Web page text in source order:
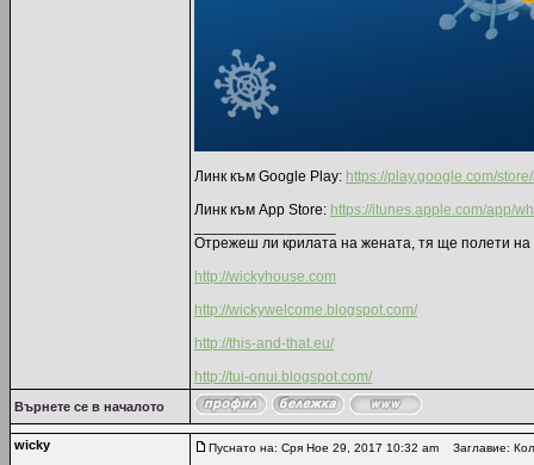
Линк към Google Play: https://play.google.com/
Линк към App Store: https://itunes.apple.com/app/
Отрежеш ли крилата на жената, тя ще полети на
http://wickyhouse.com
http://wickywelcome.blogspot.com/
http://this-and-that.eu/
http://tui-onui.blogspot.com/
Върнете се в началото
wicky Пуснато на: Сря Ное 29, 2017 10:32 am Заглавие: